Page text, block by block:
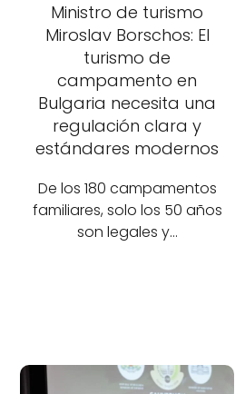
Ministro de turismo
Miroslav Borschos: El
turismo de
campamento en
Bulgaria necesita una
regulación clara y
estándares modernos
De los 180 campamentos
familiares, solo los 50 años
son legales y…